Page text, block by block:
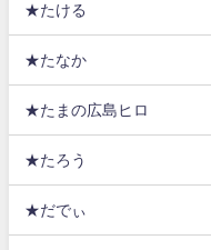
★たける
★たなか
★たまの広島ヒロ
★たろう
★だでぃ